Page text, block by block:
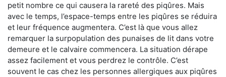
petit nombre ce qui causera la rareté des piqûres. Mais
avec le temps, l’espace-temps entre les piqûres se réduira
et leur fréquence augmentera. C’est là que vous allez
remarquer la surpopulation des punaises de lit dans votre
demeure et le calvaire commencera. La situation dérape
assez facilement et vous perdrez le contrôle. C’est
souvent le cas chez les personnes allergiques aux piqûres